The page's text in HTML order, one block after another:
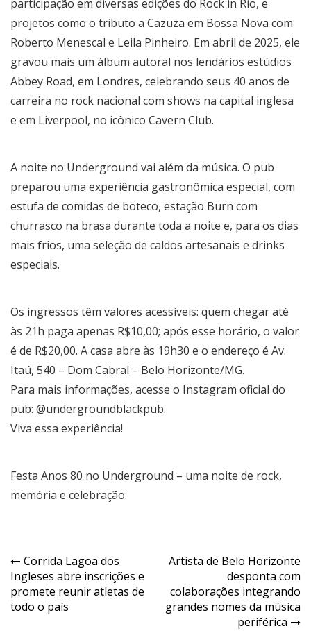
participação em diversas edições do Rock in Rio, e
projetos como o tributo a Cazuza em Bossa Nova com
Roberto Menescal e Leila Pinheiro. Em abril de 2025, ele
gravou mais um álbum autoral nos lendários estúdios
Abbey Road, em Londres, celebrando seus 40 anos de
carreira no rock nacional com shows na capital inglesa
e em Liverpool, no icônico Cavern Club.
A noite no Underground vai além da música. O pub
preparou uma experiência gastronômica especial, com
estufa de comidas de boteco, estação Burn com
churrasco na brasa durante toda a noite e, para os dias
mais frios, uma seleção de caldos artesanais e drinks
especiais.
Os ingressos têm valores acessíveis: quem chegar até
às 21h paga apenas R$10,00; após esse horário, o valor
é de R$20,00. A casa abre às 19h30 e o endereço é Av.
Itaú, 540 – Dom Cabral – Belo Horizonte/MG.
Para mais informações, acesse o Instagram oficial do
pub: @undergroundblackpub.
Viva essa experiência!
Festa Anos 80 no Underground – uma noite de rock,
memória e celebração.
Navegação
de
Post
Corrida Lagoa dos
Ingleses abre inscrições e
promete reunir atletas de
todo o país
Artista de Belo Horizonte
desponta com
colaborações integrando
grandes nomes da música
periférica